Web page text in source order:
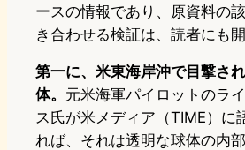
ースの情報であり、原資料の
き合わせる検証は、読者にも
第一に、米東海岸沖で目撃さ
体。 元米海軍パイロットのラ
ス氏が米メディア（TIME）に
れば、それは透明な球体の内